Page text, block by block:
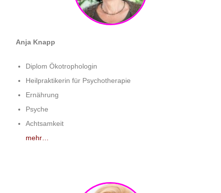
Anja Knapp
Diplom Ökotrophologin
Heilpraktikerin für Psychotherapie
Ernährung
Psyche
Achtsamkeit
mehr…